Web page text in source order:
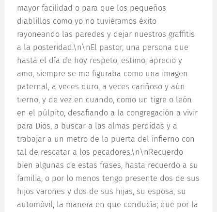
mayor facilidad o para que los pequeños
diablillos como yo no tuviéramos éxito
rayoneando las paredes y dejar nuestros graffitis
a la posteridad.\n\nEl pastor, una persona que
hasta el día de hoy respeto, estimo, aprecio y
amo, siempre se me figuraba como una imagen
paternal, a veces duro, a veces cariñoso y aún
tierno, y de vez en cuando, como un tigre o león
en el púlpito, desafiando a la congregación a vivir
para Dios, a buscar a las almas perdidas y a
trabajar a un metro de la puerta del infierno con
tal de rescatar a los pecadores.\n\nRecuerdo
bien algunas de estas frases, hasta recuerdo a su
familia, o por lo menos tengo presente dos de sus
hijos varones y dos de sus hijas, su esposa, su
automóvil, la manera en que conducía; que por la